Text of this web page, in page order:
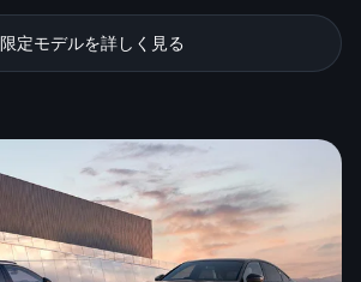
限定モデルを詳しく見る